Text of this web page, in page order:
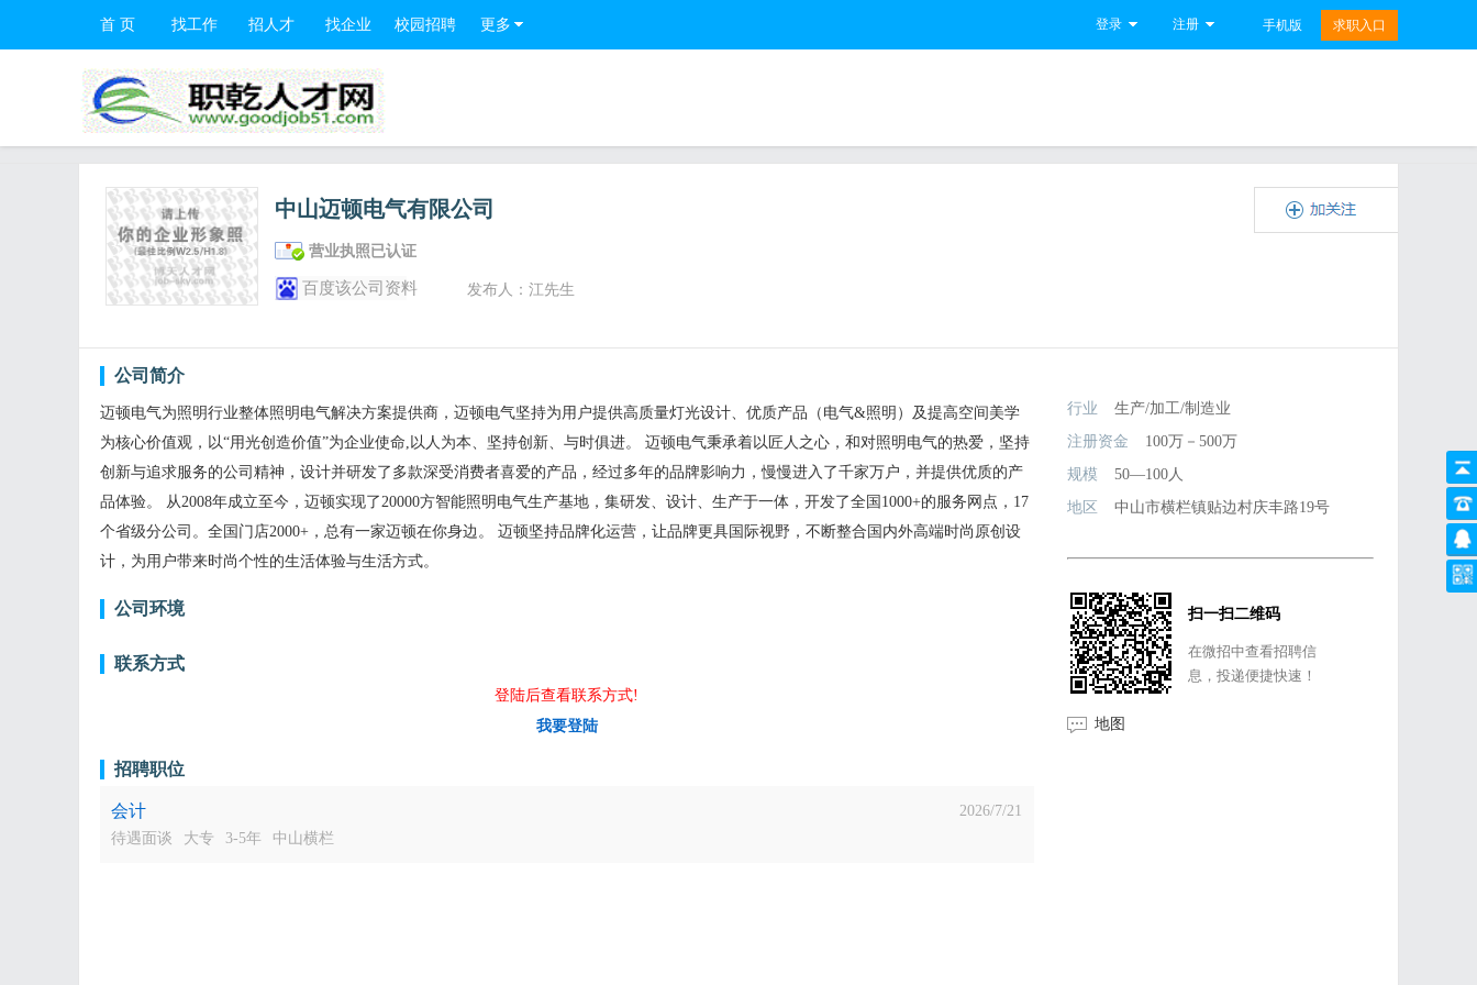
首 页 找工作 招人才 找企业 校园招聘 更多 手机版 求职入口
注册
登录
中山迈顿电气有限公司
营业执照已认证
百度该公司资料 发布人：江先生
公司简介
迈顿电气为照明行业整体照明电气解决方案提供商，迈顿电气坚持为用户提供高质量灯光设计、优质产品（电气&照明）及提高空间美学
为核心价值观，以“用光创造价值”为企业使命,以人为本、坚持创新、与时俱进。 迈顿电气秉承着以匠人之心，和对照明电气的热爱，坚持
创新与追求服务的公司精神，设计并研发了多款深受消费者喜爱的产品，经过多年的品牌影响力，慢慢进入了千家万户，并提供优质的产
品体验。 从2008年成立至今，迈顿实现了20000方智能照明电气生产基地，集研发、设计、生产于一体，开发了全国1000+的服务网点，17
个省级分公司。全国门店2000+，总有一家迈顿在你身边。 迈顿坚持品牌化运营，让品牌更具国际视野，不断整合国内外高端时尚原创设
计，为用户带来时尚个性的生活体验与生活方式。
公司环境
联系方式
登陆后查看联系方式!
我要登陆
招聘职位
会计
2026/7/21
待遇面谈
大专 3-5年 中山横栏
行业
生产/加工/制造业
注册资金
100万－500万
规模
50—100人
地区
中山市横栏镇贴边村庆丰路19号
扫一扫二维码
在微招中查看招聘信
息，投递便捷快速！
地图